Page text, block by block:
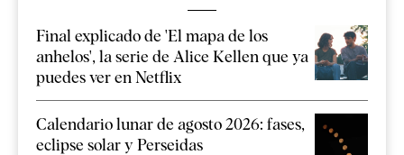
Final explicado de 'El mapa de los
anhelos', la serie de Alice Kellen que ya
puedes ver en Netflix
Calendario lunar de agosto 2026: fases,
eclipse solar y Perseidas